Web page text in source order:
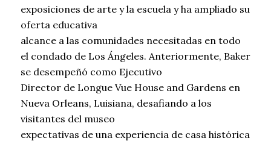
exposiciones de arte y la escuela y ha ampliado su
oferta educativa
alcance a las comunidades necesitadas en todo
el condado de Los Ángeles. Anteriormente, Baker
se desempeñó como Ejecutivo
Director de Longue Vue House and Gardens en
Nueva Orleans, Luisiana, desafiando a los
visitantes del museo
expectativas de una experiencia de casa histórica